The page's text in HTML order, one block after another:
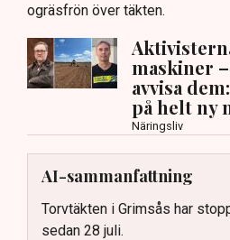
ogräsfrön över täkten.
maskiner
avvisa
på helt ny
Näringsliv
AI-sammanfattning
Torvtäkten i Grimsås har
sedan 28 juli.